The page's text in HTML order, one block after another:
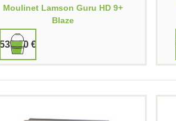
Moulinet Lamson Guru HD 9+
Blaze
539,90 €